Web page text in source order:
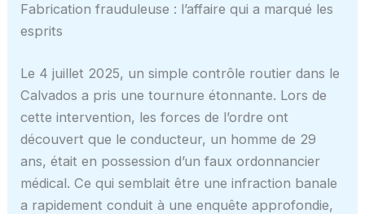
Fabrication frauduleuse : l’affaire qui a marqué les
esprits
Le 4 juillet 2025, un simple contrôle routier dans le
Calvados a pris une tournure étonnante. Lors de
cette intervention, les forces de l’ordre ont
découvert que le conducteur, un homme de 29
ans, était en possession d’un faux ordonnancier
médical. Ce qui semblait être une infraction banale
a rapidement conduit à une enquête approfondie,